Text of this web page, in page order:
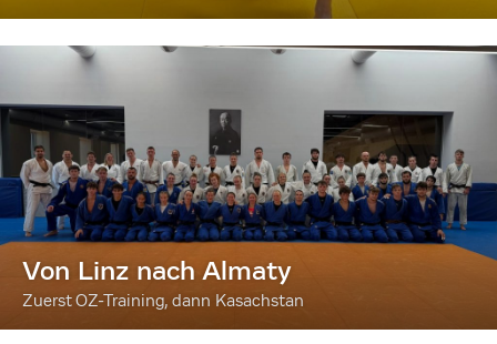
Von Linz nach Almaty
Zuerst OZ-Training, dann Kasachstan